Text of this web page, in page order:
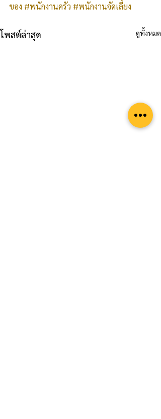
ของ #พนักงานครัว #พนักงานจัดเลี้ยง
โพสต์ล่าสุด ดูทั้งหมด